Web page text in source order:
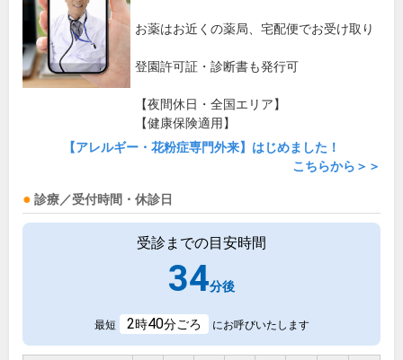
お薬はお近くの薬局、宅配便でお受け取り
登園許可証・診断書も発行可
【夜間休日・全国エリア】
【健康保険適用】
【アレルギー・花粉症専門外来】はじめました！
こちらから＞＞
診療／受付時間・休診日
受診までの目安時間
34分後
最短 2時40分ごろ にお呼びいたします